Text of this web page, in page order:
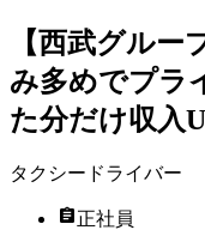
【西武グル
み多めでプラ
た分だけ収入
タクシードライバー
正社員